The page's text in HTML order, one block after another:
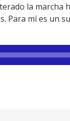
la
Para mí es un